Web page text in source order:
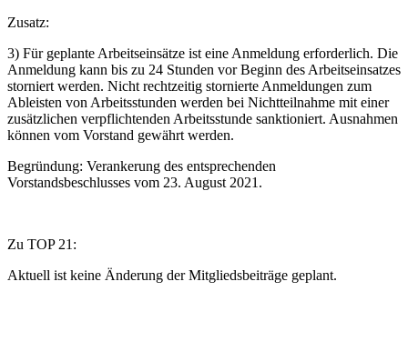
Zusatz:
3) Für geplante Arbeitseinsätze ist eine Anmeldung erforderlich. Die
Anmeldung kann bis zu 24 Stunden vor Beginn des Arbeitseinsatzes
storniert werden. Nicht rechtzeitig stornierte Anmeldungen zum
Ableisten von Arbeitsstunden werden bei Nichtteilnahme mit einer
zusätzlichen verpflichtenden Arbeitsstunde sanktioniert. Ausnahmen
können vom Vorstand gewährt werden.
Begründung: Verankerung des entsprechenden
Vorstandsbeschlusses vom 23. August 2021.
Zu TOP 21:
Aktuell ist keine Änderung der Mitgliedsbeiträge geplant.